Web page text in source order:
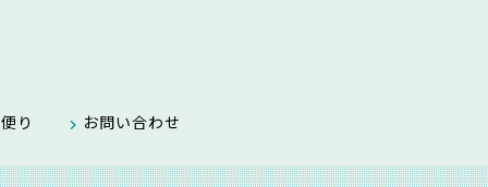
り お問い合わせ